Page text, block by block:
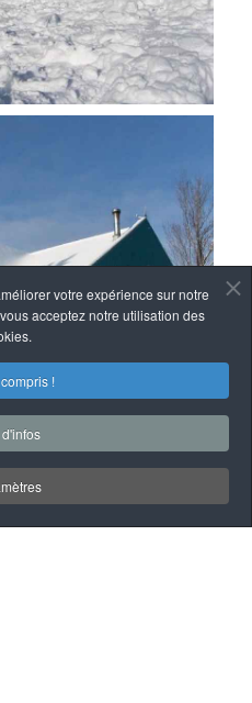
votre expérience sur notre
acceptez notre utilisation des
!